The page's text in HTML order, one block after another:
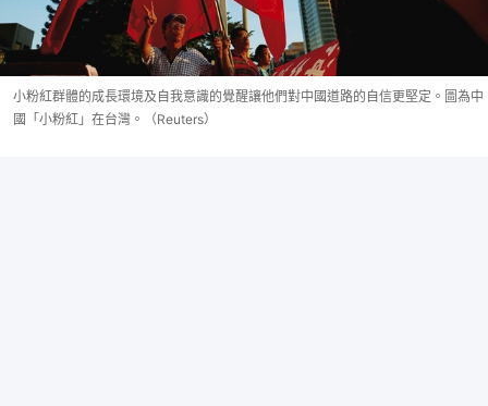
小粉紅群體的成長環境及自我意識的覺醒讓他們對中國道路的自信更堅定。圖為中
國「小粉紅」在台灣。（Reuters）